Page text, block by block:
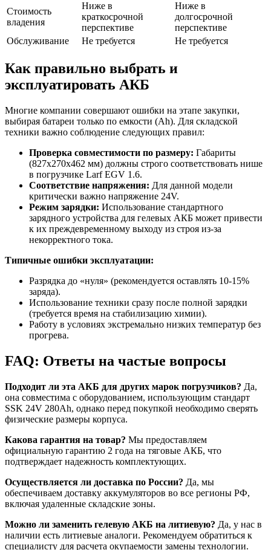
Стоимость
владения
Ниже в
краткосрочной
перспективе
Ниже в
долгосрочной
перспективе
Обслуживание
Не требуется Не требуется
Как правильно выбрать и
эксплуатировать АКБ
Многие компании совершают ошибки на этапе закупки,
выбирая батареи только по емкости (Ah). Для складской
техники важно соблюдение следующих правил:
Проверка совместимости по размеру: Габариты
(827x270x462 мм) должны строго соответствовать нише
в погрузчике Larf EGV 1.6.
Соответствие напряжения: Для данной модели
критически важно напряжение 24V.
Режим зарядки: Использование стандартного
зарядного устройства для гелевых АКБ может привести
к их преждевременному выходу из строя из-за
некорректного тока.
Типичные ошибки эксплуатации:
Разрядка до «нуля» (рекомендуется оставлять 10-15%
заряда).
Использование техники сразу после полной зарядки
(требуется время на стабилизацию химии).
Работу в условиях экстремально низких температур без
прогрева.
FAQ: Ответы на частые вопросы
Подходит ли эта АКБ для других марок погрузчиков? Да,
она совместима с оборудованием, использующим стандарт
SSK 24V 280Ah, однако перед покупкой необходимо сверять
физические размеры корпуса.
Какова гарантия на товар? Мы предоставляем
официальную гарантию 2 года на тяговые АКБ, что
подтверждает надежность комплектующих.
Осуществляется ли доставка по России? Да, мы
обеспечиваем доставку аккумуляторов во все регионы РФ,
включая удаленные складские зоны.
Можно ли заменить гелевую АКБ на литиевую? Да, у нас в
наличии есть литиевые аналоги. Рекомендуем обратиться к
специалисту для расчета окупаемости замены технологии.